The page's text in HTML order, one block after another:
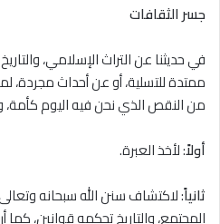
جسر الثقافات
في حديثنا عن التراث الإسلامي،
ممتدة للتسلية، أو عن أحداث مجردة،
من النقص الذي نحن فيه اليوم كأمة،
أولاً: لأخذ العبرة.
ثانياً: لاكتشاف سنن الله سبحانه
المجتمع، والتاريخ تحكمه قوانين،